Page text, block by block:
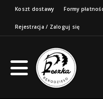
Koszt dostawy Formy
Rejestracja / Zaloguj się